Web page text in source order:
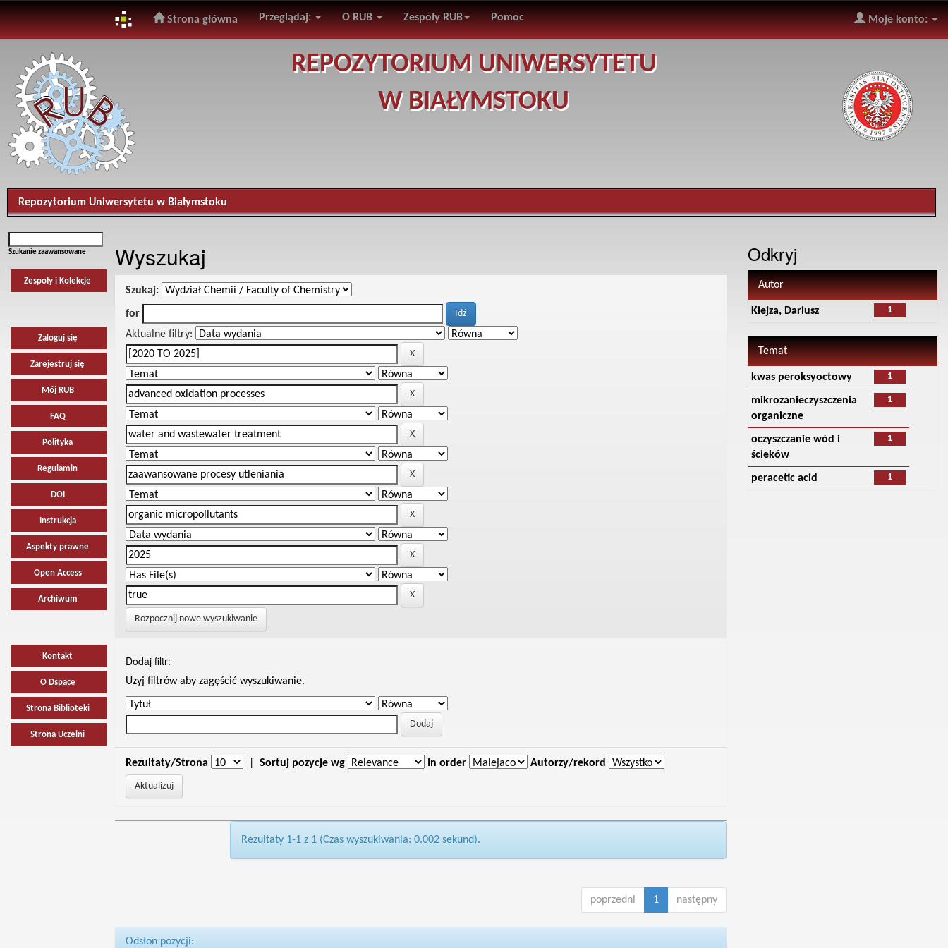
navigation
Strona główna Przeglądaj: O RUB Zespoły RUB Pomoc Moje konto:
REPOZYTORIUM UNIWERSYTETU
W BIAŁYMSTOKU
Repozytorium Uniwersytetu w Białymstoku
Szukanie zaawansowane
Zespoły i Kolekcje
Zaloguj się
Zarejestruj się
Mój RUB
FAQ
Polityka
Regulamin
DOI
Instrukcja
Aspekty prawne
Open Access
Archiwum
Kontakt
O Dspace
Strona Biblioteki
Strona Uczelni
Wyszukaj
Szukaj:
for
Aktualne filtry:
Rozpocznij nowe wyszukiwanie
Dodaj filtr:
Uzyj filtrów aby zagęścić wyszukiwanie.
Rezultaty/Strona Sortuj pozycje wg In order Autorzy/rekord
Rezultaty 1-1 z 1 (Czas wyszukiwania: 0.002 sekund).
poprzedni 1 następny
Odsłon pozycji:
Odkryj
Autor
1
Kiejza, Dariusz
Temat
1
kwas peroksyoctowy
1
mikrozanieczyszczenia
organiczne
1
oczyszczanie wód i
ścieków
1
peracetic acid